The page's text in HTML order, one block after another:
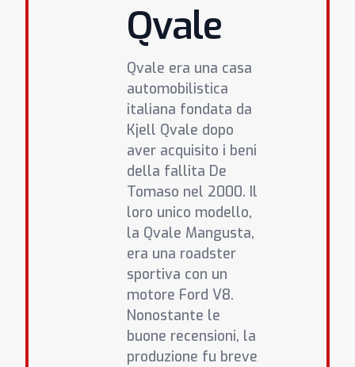
Qvale
Qvale era una casa
automobilistica
italiana fondata da
Kjell Qvale dopo
aver acquisito i beni
della fallita De
Tomaso nel 2000. Il
loro unico modello,
la Qvale Mangusta,
era una roadster
sportiva con un
motore Ford V8.
Nonostante le
buone recensioni, la
produzione fu breve